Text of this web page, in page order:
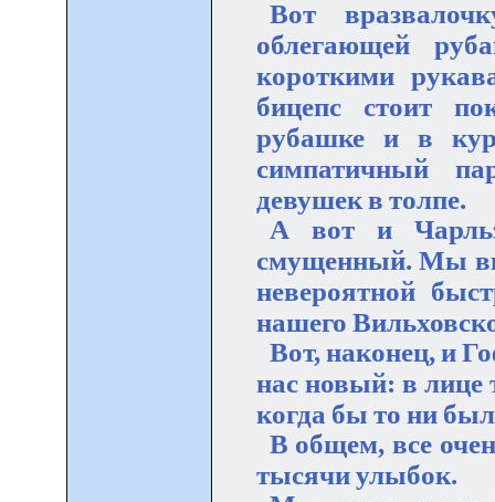
Вот
облегающей
короткими
бицепс стоит
рубашке и в
симпатичный
девушек в толпе.
А вот и
смущенный. Мы
невероятной
нашего
Вот, наконец, и
нас новый: в лице
когда бы то ни
В общем, все
тысячи улыбок.